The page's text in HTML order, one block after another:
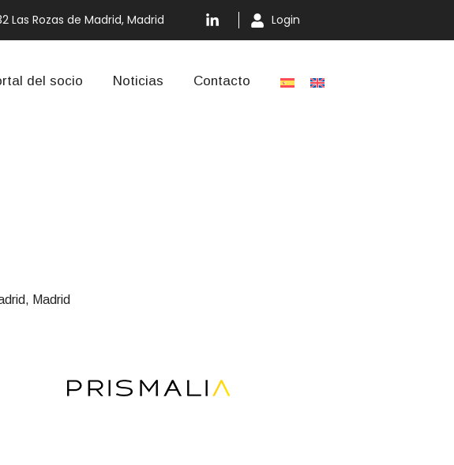
Las Rozas de Madrid, Madrid Login
del socio Noticias Contacto
Madrid